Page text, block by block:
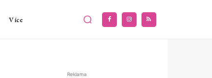
Více
Reklama